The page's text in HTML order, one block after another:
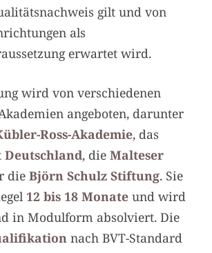
gilt und von
als
erwartet wird.
wird von verschiedenen
angeboten, darunter
Ross-Akademie, das
, die Malteser
die Björn Schulz Stiftung. Sie
12 bis 18 Monate und wird
in Modulform absolviert. Die
nach BVT-Standard